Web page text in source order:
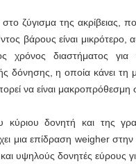
ζύγισμα της ακρίβειας,
βάρους είναι
χρόνος διαστήματος για
δόνησης, η οποία κάνει
να είναι μακροπρόθεσμη
δονητή και της
μια επίδραση weigher στην
υψηλούς δονητές εύρους